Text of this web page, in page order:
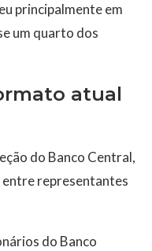
principalmente em
um quarto dos
atual
do Banco Central,
representantes
do Banco